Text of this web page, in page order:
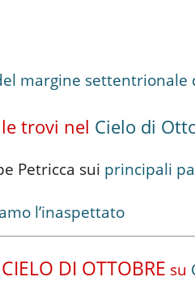
margine
trovi nel Cielo di
Petricca sui principali
l’inaspettato
CIELO DI OTTOBRE su